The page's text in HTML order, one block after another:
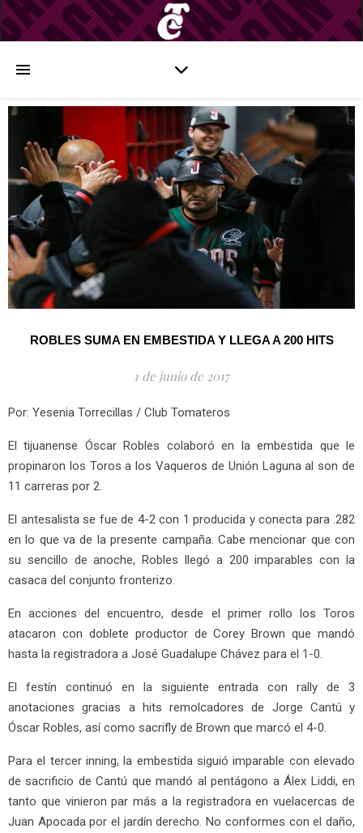
ROBLES SUMA EN EMBESTIDA Y LLEGA A 200 HITS
1 de junio de 2017
Por: Yesenia Torrecillas / Club Tomateros
El tijuanense Óscar Robles colaboró en la embestida que le
propinaron los Toros a los Vaqueros de Unión Laguna al son de
11 carreras por 2.
El antesalista se fue de 4-2 con 1 producida y conecta para .282
en lo que va de la presente campaña. Cabe mencionar que con
su sencillo de anoche, Robles llegó a 200 imparables con la
casaca del conjunto fronterizo.
En acciones del encuentro, desde el primer rollo los Toros
atacaron con doblete productor de Corey Brown que mandó
hasta la registradora a José Guadalupe Chávez para el 1-0.
El festín continuó en la siguiente entrada con rally de 3
anotaciones gracias a hits remolcadores de Jorge Cantú y
Óscar Robles, así como sacrifly de Brown que marcó el 4-0.
Para el tercer inning, la embestida siguió imparable con elevado
de sacrificio de Cantú que mandó al pentágono a Álex Liddi, en
tanto que vinieron par más a la registradora en vuelacercas de
Juan Apocada por el jardín derecho. No conformes con el daño,